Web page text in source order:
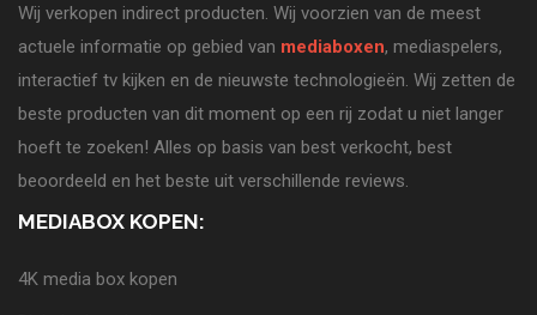
Wij verkopen indirect producten. Wij voorzien van de meest
actuele informatie op gebied van mediaboxen, mediaspelers,
interactief tv kijken en de nieuwste technologieën. Wij zetten de
beste producten van dit moment op een rij zodat u niet langer
hoeft te zoeken! Alles op basis van best verkocht, best
beoordeeld en het beste uit verschillende reviews.
MEDIABOX KOPEN:
4K media box kopen